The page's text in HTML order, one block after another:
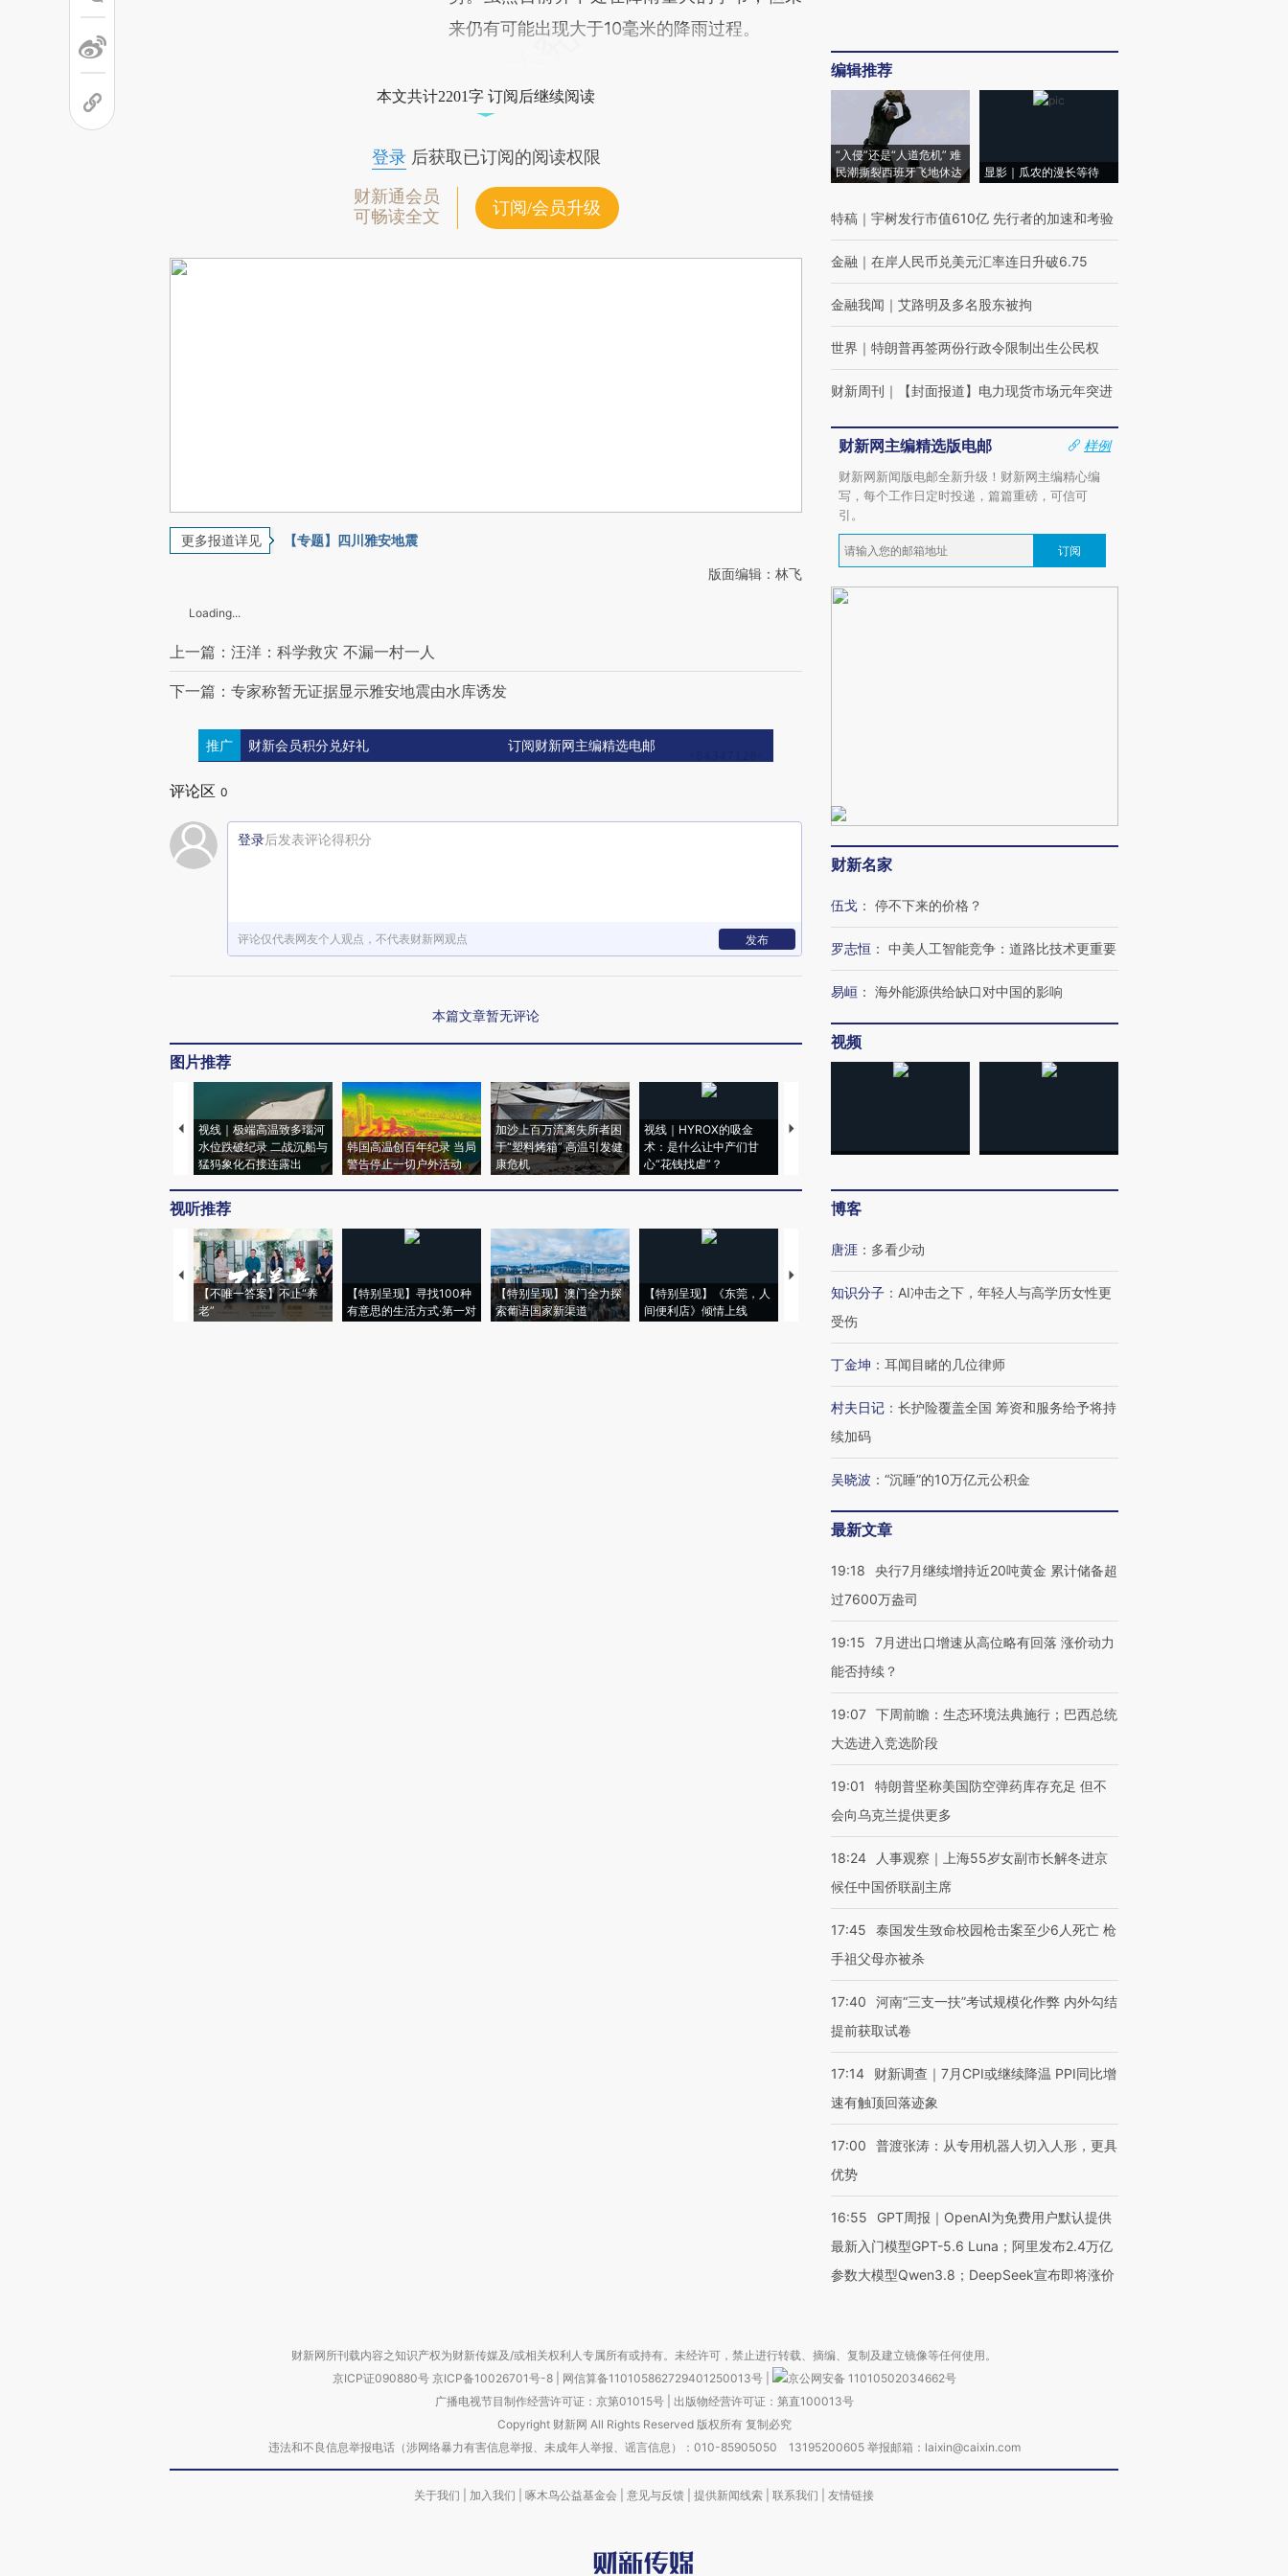
来仍有可能出现大于10毫米的降雨过程。
本文共计2201字 订阅后继续阅读
登录后获取已订阅的阅读权限
财新通会员
可畅读全文
订阅/会员升级
更多报道详见 【专题】四川雅安地震
版面编辑：林飞
Loading...
上一篇：汪洋：科学救灾 不漏一村一人
下一篇：专家称暂无证据显示雅安地震由水库诱发
推广 财新会员积分兑好礼 订阅财新网主编精选电邮
评论区 0
登录后发表评论得积分
评论仅代表网友个人观点，不代表财新网观点 发布
本篇文章暂无评论
图片推荐
视线｜极端高温致多瑙河
水位跌破纪录 二战沉船与
猛犸象化石接连露出
韩国高温创百年纪录 当局
警告停止一切户外活动
加沙上百万流离失所者困
于“塑料烤箱” 高温引发健
康危机
视线｜HYROX的吸金
术：是什么让中产们甘
心“花钱找虐”？
马航飞行员跨国走私7万
视听推荐
【不唯一答案】不止“养
老”
【特别呈现】寻找100种
有意思的生活方式·第一对
【特别呈现】澳门全力探
索葡语国家新渠道
【特别呈现】《东莞，人
间便利店》倾情上线
【推广】走进第四届链博
会，让数智科技“链”接产
【特别呈现】寻找100种
【商旅对话】华住集团
CFO：不靠规模取胜，华
编辑推荐
“入侵”还是“人道危机” 难
民潮撕裂西班牙飞地休达
显影｜瓜农的漫长等待
特稿 ｜ 宇树发行市值610亿 先行者的加速和考验
金融 ｜ 在岸人民币兑美元汇率连日升破6.75
金融我闻 ｜ 艾路明及多名股东被拘
世界 ｜ 特朗普再签两份行政令限制出生公民权
财新周刊 ｜ 【封面报道】电力现货市场元年突进
财新网主编精选版电邮
样例
财新网新闻版电邮全新升级！财新网主编精心编
写，每个工作日定时投递，篇篇重磅，可信可
引。
订阅
财新名家
伍戈 ： 停不下来的价格？
罗志恒 ： 中美人工智能竞争：道路比技术更重要
易峘 ： 海外能源供给缺口对中国的影响
视频
博客
唐涯 ： 多看少动
知识分子 ： AI冲击之下，年轻人与高学历女性更
受伤
丁金坤 ： 耳闻目睹的几位律师
村夫日记 ： 长护险覆盖全国 筹资和服务给予将持
续加码
吴晓波 ： “沉睡”的10万亿元公积金
最新文章
19:18
央行7月继续增持近20吨黄金 累计储备超
过7600万盎司
19:15
7月进出口增速从高位略有回落 涨价动力
能否持续？
19:07 下周前瞻：生态环境法典施行；巴西总统
大选进入竞选阶段
19:01
特朗普坚称美国防空弹药库存充足 但不
会向乌克兰提供更多
18:24
人事观察｜上海55岁女副市长解冬进京
候任中国侨联副主席
17:45
泰国发生致命校园枪击案至少6人死亡 枪
手祖父母亦被杀
17:40
河南“三支一扶”考试规模化作弊 内外勾结
提前获取试卷
17:14
财新调查｜7月CPI或继续降温 PPI同比增
速有触顶回落迹象
17:00
普渡张涛：从专用机器人切入人形，更具
优势
16:55
GPT周报｜OpenAI为免费用户默认提供
最新入门模型GPT-5.6 Luna；阿里发布2.4万亿
参数大模型Qwen3.8；DeepSeek宣布即将涨价
财新网所刊载内容之知识产权为财新传媒及/或相关权利人专属所有或持有。未经许可，禁止进行转载、摘编、复制及建立镜像等任何使用。
京ICP证090880号 京ICP备10026701号-8 网信算备110105862729401250013号
京公网安备 11010502034662号
广播电视节目制作经营许可证：京第01015号| 出版物经营许可证：第直100013号
Copyright 财新网 All Rights Reserved 版权所有 复制必究
违法和不良信息举报电话（涉网络暴力有害信息举报、未成年人举报、谣言信息）：010-85905050 13195200605 举报邮箱：laixin@caixin.com
关于我们 加入我们 啄木鸟公益基金会 意见与反馈 提供新闻线索 联系我们 友情链接